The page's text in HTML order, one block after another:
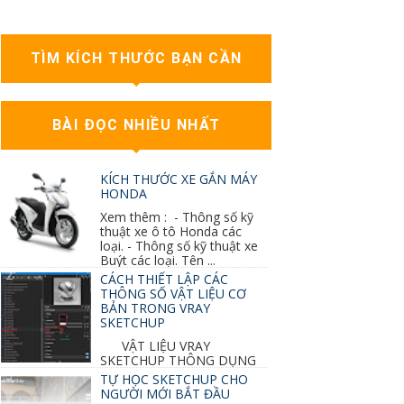
TÌM KÍCH THƯỚC BẠN CẦN
BÀI ĐỌC NHIỀU NHẤT
KÍCH THƯỚC XE GẮN MÁY
HONDA
Xem thêm : - Thông số kỹ
thuật xe ô tô Honda các
loại. - Thông số kỹ thuật xe
Buýt các loại. Tên ...
CÁCH THIẾT LẬP CÁC
THÔNG SỐ VẬT LIỆU CƠ
BẢN TRONG VRAY
SKETCHUP
VẬT LIỆU VRAY
SKETCHUP THÔNG DỤNG
NHẤT 1. VẬT LIỆU VRAY INOX BÓNG: ●
Diffuse : đen ● Reflection color ...
TỰ HỌC SKETCHUP CHO
NGƯỜI MỚI BẮT ĐẦU